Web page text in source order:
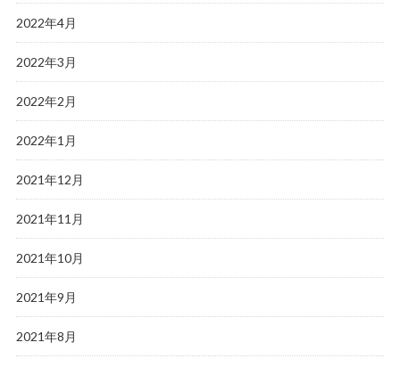
2022年4月
2022年3月
2022年2月
2022年1月
2021年12月
2021年11月
2021年10月
2021年9月
2021年8月